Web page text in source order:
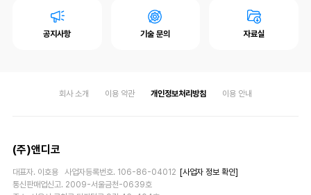
공지사항 기술 문의 자료실
회사 소개 이용 약관 개인정보처리방침 이용 안내
(주)앤디코
대표자. 이호용 사업자등록번호. 106-86-04012 [사업자 정보 확인]
통신판매업신고. 2009-서울금천-0639호